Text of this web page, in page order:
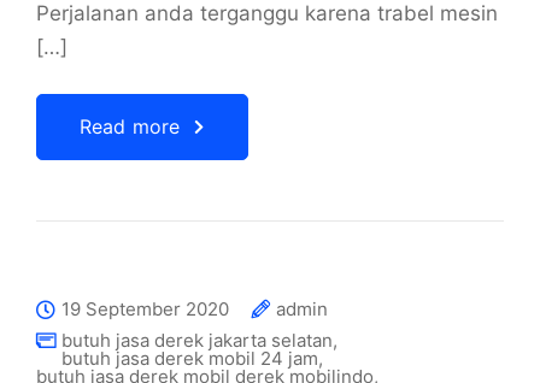
Perjalanan anda terganggu karena trabel mesin
[…]
Read more
19 September 2020
admin
butuh jasa derek jakarta selatan,
butuh jasa derek mobil 24 jam,
butuh jasa derek mobil derek mobilindo,